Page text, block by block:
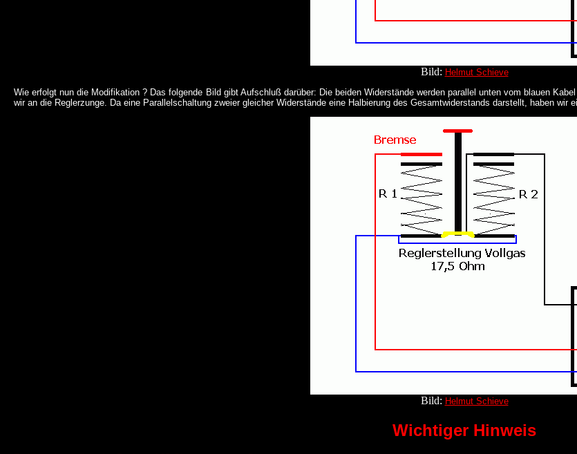
Bild: Helmut Schieve
Wie erfolgt nun die Modifikation ? Das folgende Bild gibt Aufschluß darüber: Die beiden Widerstände werden parallel unten vom blauen
wir an die Reglerzunge. Da eine Parallelschaltung zweier gleicher Widerstände eine Halbierung des Gesamtwiderstands darstellt, haben wir
Bild: Helmut Schieve
Wichtiger Hinweis